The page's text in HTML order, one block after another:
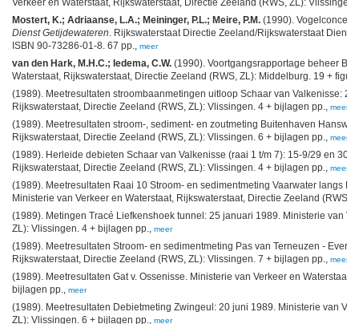
Mostert, K.; Adriaanse, L.A.; Meininger, P.L.; Meire, P.M. (1990).
Dienst Getijdewateren . Rijkswaterstaat Directie Zeeland/Rijkswaterstaat
ISBN 90-73286-01-8. 67 pp.,
meer
van den Hark, M.H.C.; Iedema, C.W. (1990). Voortgangsrapportage beheer
Waterstaat, Rijkswaterstaat, Directie Zeeland (RWS, ZL): Middelburg. 19 +
(1989). Meetresultaten stroombaanmetingen uitloop Schaar van Valkenisse:
Rijkswaterstaat, Directie Zeeland (RWS, ZL): Vlissingen. 4 + bijlagen pp.,
meer
(1989). Meetresultaten stroom-, sediment- en zoutmeting Buitenhaven
Rijkswaterstaat, Directie Zeeland (RWS, ZL): Vlissingen. 6 + bijlagen pp.,
meer
(1989). Herleide debieten Schaar van Valkenisse (raai 1 t/m 7): 15-9/29 en 30-
Rijkswaterstaat, Directie Zeeland (RWS, ZL): Vlissingen. 4 + bijlagen pp.,
meer
(1989). Meetresultaten Raai 10 Stroom- en sedimentmeting Vaarwater langs
Ministerie van Verkeer en Waterstaat, Rijkswaterstaat, Directie Zeeland (RWS,
(1989). Metingen Tracé Liefkenshoek tunnel: 25 januari 1989. Ministerie van
ZL): Vlissingen. 4 + bijlagen pp.,
meer
(1989). Meetresultaten Stroom- en sedimentmeting Pas van Terneuzen -
Rijkswaterstaat, Directie Zeeland (RWS, ZL): Vlissingen. 7 + bijlagen pp.,
meer
(1989). Meetresultaten Gat v. Ossenisse. Ministerie van Verkeer en
bijlagen pp.,
meer
(1989). Meetresultaten Debietmeting Zwingeul: 20 juni 1989. Ministerie van
ZL): Vlissingen. 6 + bijlagen pp.,
meer